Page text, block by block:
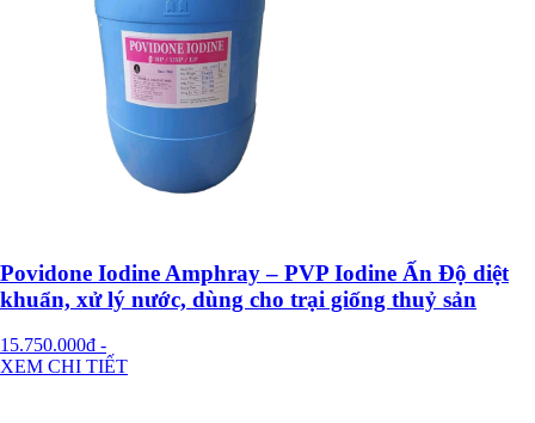
Povidone Iodine Amphray – PVP Iodine Ấn Độ diệt
khuẩn, xử lý nước, dùng cho trại giống thuỷ sản
15.750.000đ -
XEM CHI TIẾT